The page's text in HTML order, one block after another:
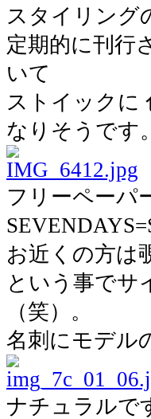
スタイリング
定期的に刊行
いて
ストイックに
なりそうです。
フリーペーパ
お近くの方は
という事で
（笑）。
名刺にモデル
ナチュラルで